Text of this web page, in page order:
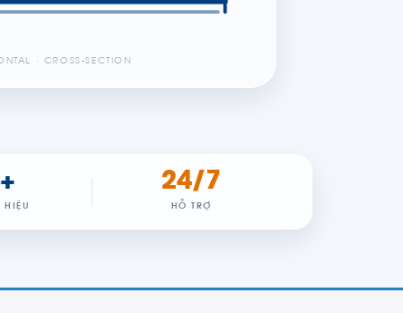
· CROSS-SECTION
HIỆU
24/7
HỖ TRỢ